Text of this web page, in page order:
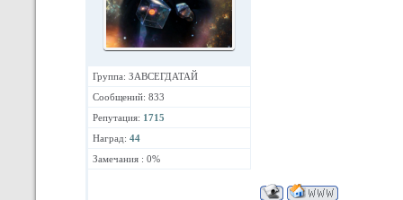
Группа: ЗАВСЕГДАТАЙ
Сообщений: 833
Репутация: 1715
Наград: 44
Замечания : 0%